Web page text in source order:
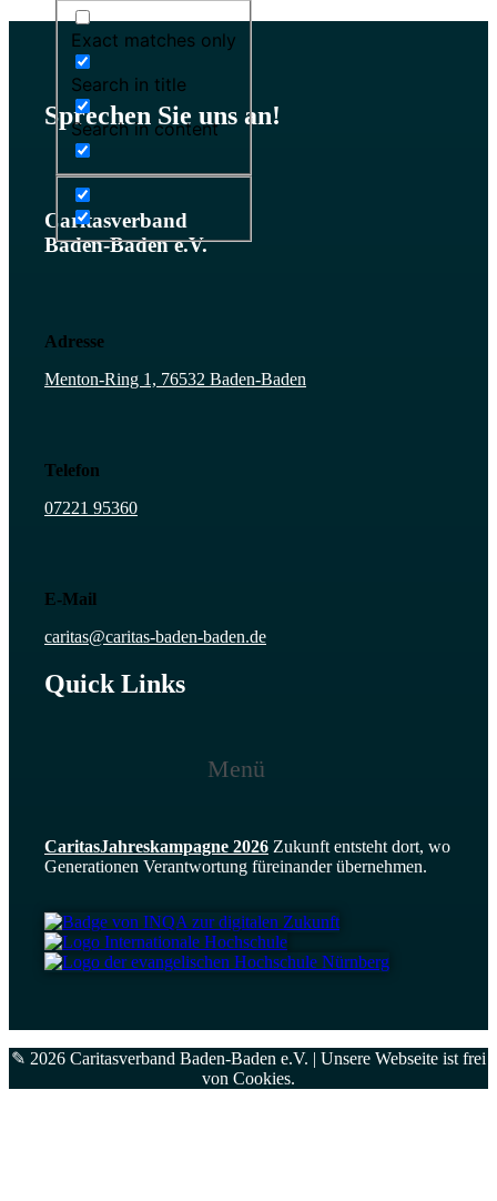
Exact matches only
Search in title
Search in content
Sprechen Sie uns an!
Caritasverband
Baden-Baden e.V.
Adresse
Menton-Ring 1, 76532 Baden-Baden
Telefon
07221 95360
E-Mail
caritas@caritas-baden-baden.de
Quick Links
Menü
CaritasJahres­kampagne 2026 Zukunft entsteht dort, wo
Generationen Verantwortung füreinander übernehmen.
✎ 2026 Caritasverband Baden-Baden e.V. | Unsere Webseite ist frei
von Cookies.